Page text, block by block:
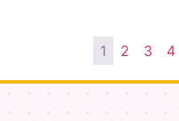
1 2 3 4